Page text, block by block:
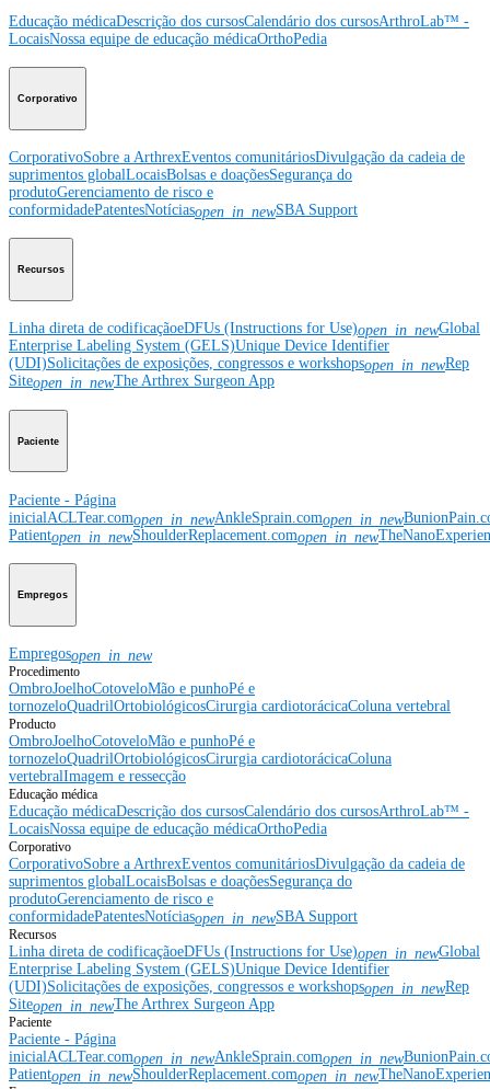
Educação médicaDescrição dos cursosCalendário dos cursosArthroLab™ -
LocaisNossa equipe de educação médicaOrthoPedia
Corporativo
CorporativoSobre a ArthrexEventos comunitáriosDivulgação da cadeia de
suprimentos globalLocaisBolsas e doaçõesSegurança do
produtoGerenciamento de risco e
conformidadePatentesNotíciasopen_in_newSBA Support
Recursos
Linha direta de codificaçãoeDFUs (Instructions for Use)open_in_newGlobal
Enterprise Labeling System (GELS)Unique Device Identifier
(UDI)Solicitações de exposições, congressos e workshopsopen_in_newRep
Siteopen_in_newThe Arthrex Surgeon App
Paciente
Paciente - Página
inicial ACLTear.comopen_in_newAnkleSprain.comopen_in_new
Patientopen_in_newShoulderReplacement.comopen_in_new
Empregos
Empregosopen_in_new
Procedimento
OmbroJoelhoCotoveloMão e punhoPé e
tornozeloQuadrilOrtobiológicosCirurgia cardiotorácicaColuna vertebral
Producto
OmbroJoelhoCotoveloMão e punhoPé e
tornozeloQuadrilOrtobiológicosCirurgia cardiotorácicaColuna
vertebralImagem e ressecção
Educação médica
Educação médicaDescrição dos cursosCalendário dos cursosArthroLab™ -
LocaisNossa equipe de educação médicaOrthoPedia
Corporativo
CorporativoSobre a ArthrexEventos comunitáriosDivulgação da cadeia de
suprimentos globalLocaisBolsas e doaçõesSegurança do
produtoGerenciamento de risco e
conformidadePatentesNotíciasopen_in_newSBA Support
Recursos
Linha direta de codificaçãoeDFUs (Instructions for Use)open_in_newGlobal
Enterprise Labeling System (GELS)Unique Device Identifier
(UDI)Solicitações de exposições, congressos e workshopsopen_in_newRep
Siteopen_in_newThe Arthrex Surgeon App
Paciente
Paciente - Página
inicialACLTear.comopen_in_newAnkleSprain.comopen_in_new
Patientopen_in_newShoulderReplacement.comopen_in_new